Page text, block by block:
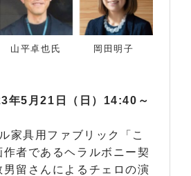
山平卓也氏 岡田明子
年5月21日（日）14:40～
家具用ファブリック「こ
作者であるヘラルボニー契
留さんによるチェロの演